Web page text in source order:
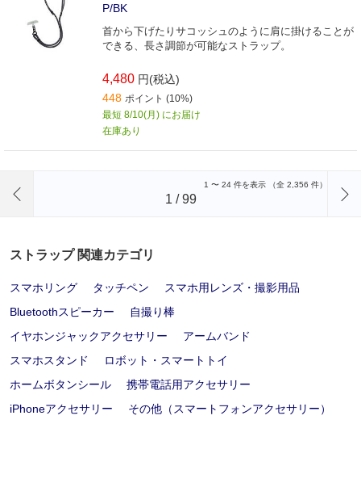
P/BK
首から下げたりサコッシュのように肩に掛けることが
できる、長さ調節が可能なストラップ。
4,480 円(税込)
448 ポイント (10%)
最短 8/10(月) にお届け
在庫あり
1 〜 24 件を表示 （全 2,356 件）
1 /99
ストラップ 関連カテゴリ
スマホリング タッチペン
スマホ用レンズ・撮影用品
Bluetoothスピーカー
自撮り棒
イヤホンジャックアクセサリー
アームバンド
スマホスタンド
ロボット・スマートトイ
ホームボタンシール
携帯電話用アクセサリー
iPhoneアクセサリー
その他（スマートフォンアクセサリー）